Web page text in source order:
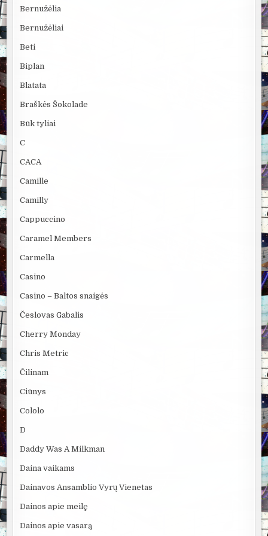
Bernužėlia
Bernužėliai
Beti
Biplan
Blatata
Braškės Šokolade
Būk tyliai
C
CACA
Camille
Camilly
Cappuccino
Caramel Members
Carmella
Casino
Casino – Baltos snaigės
Česlovas Gabalis
Cherry Monday
Chris Metric
Čilinam
Ciūnys
Cololo
D
Daddy Was A Milkman
Daina vaikams
Dainavos Ansamblio Vyrų Vienetas
Dainos apie meilę
Dainos apie vasarą